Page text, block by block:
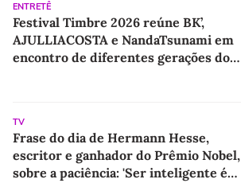
ENTRETÊ
Festival Timbre 2026 reúne BK’,
AJULLIACOSTA e NandaTsunami em
encontro de diferentes gerações do
TV
Frase do dia de Hermann Hesse,
escritor e ganhador do Prêmio Nobel,
sobre a paciência: 'Ser inteligente é